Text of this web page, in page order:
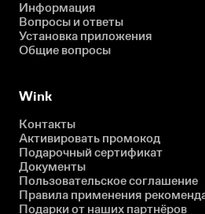
Информация
Вопросы и ответы
Установка приложения
Общие вопросы
Wink
Контакты
Активировать промокод
Подарочный сертификат
Документы
Пользовательское соглашение
Правила применения
Подарки от наших партнёров